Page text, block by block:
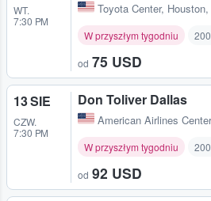
WT.
7:30 PM
Toyota Center,
W przyszłym tygodniu
od 75 USD
13 SIE
CZW.
7:30 PM
Don Toliver Dallas
American Airlines Center
W przyszłym tygodniu
od 92 USD